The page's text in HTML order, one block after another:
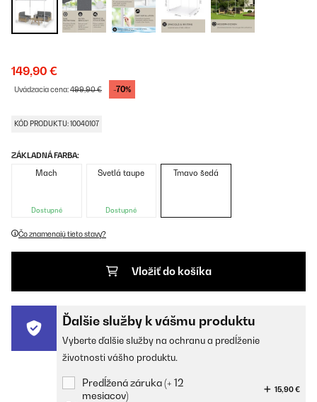
149,90 €
Uvádzacia cena:499,90 € -70%
KÓD PRODUKTU: 10040107
ZÁKLADNÁ FARBA:
Mach
Dostupné
Svetlá taupe
Dostupné
Tmavo šedá
Čo znamenajú tieto stavy?
Vložiť do košíka
Ďalšie služby k vášmu produktu
Vyberte ďalšie služby na ochranu a predĺženie
životnosti vášho produktu.
Predĺžená záruka (+ 12
mesiacov)
15,90 €